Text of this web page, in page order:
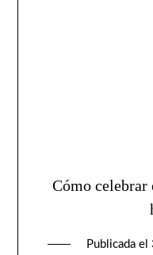
Cómo celebrar
Publicada el